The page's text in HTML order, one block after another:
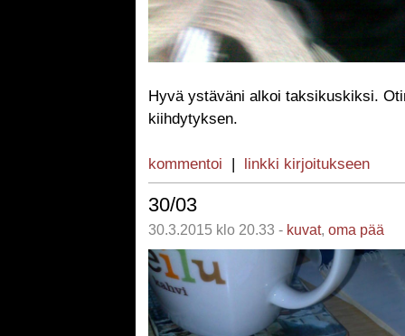
Hyvä ystäväni alkoi taksikuskiksi.
kiihdytyksen.
kommentoi | linkki kirjoitukseen
30/03
30.3.2015 klo 20.33 - kuvat, oma pää